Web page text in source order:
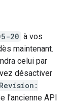
20 à vos
maintenant.
celui par
désactiver
l'ancienne API